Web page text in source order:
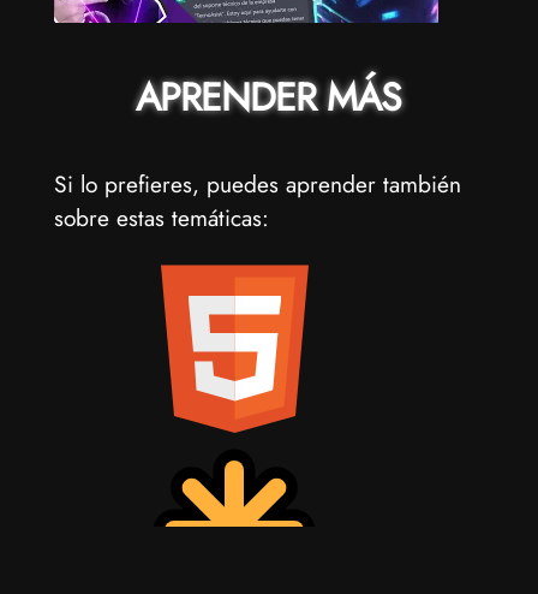
APRENDER MÁS
Si lo prefieres, puedes aprender también
sobre estas temáticas: